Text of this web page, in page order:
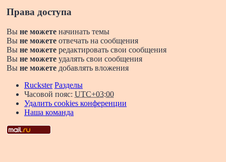
Права доступа
Вы не можете начинать темы
Вы не можете отвечать на сообщения
Вы не можете редактировать свои сообщения
Вы не можете удалять свои сообщения
Вы не можете добавлять вложения
Ruckster Разделы
Часовой пояс: UTC+03:00
Удалить cookies конференции
Наша команда